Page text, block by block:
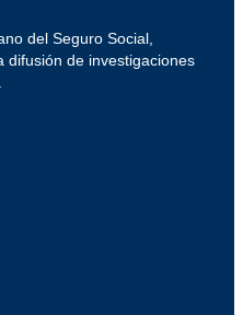
del Seguro Social,
difusión de investigaciones